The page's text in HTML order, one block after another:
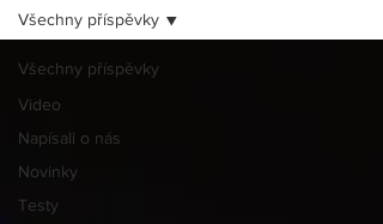
Všechny příspěvky
Video
Napísali o nás
Novinky
Testy
Všechny příspěvky